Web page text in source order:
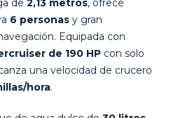
de 2,13 metros, ofrece
6 personas y gran
Equipada con
de 190 HP con solo
una velocidad de crucero
hora.